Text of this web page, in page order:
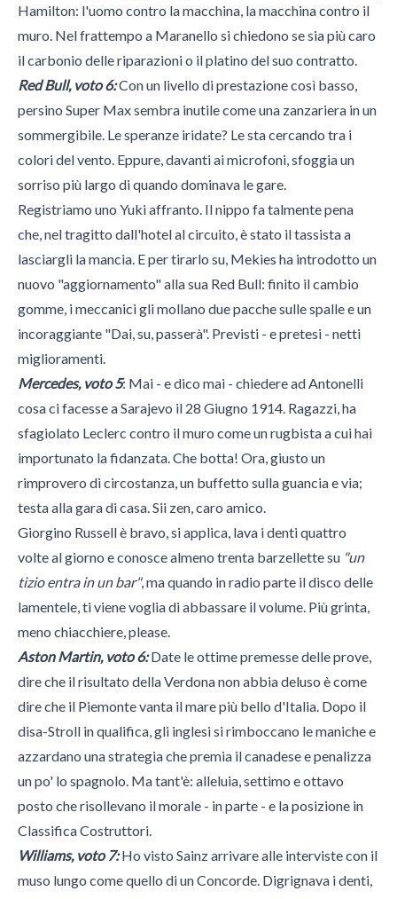
Hamilton: l'uomo contro la macchina, la macchina contro il
muro. Nel frattempo a Maranello si chiedono se sia più caro
il carbonio delle riparazioni o il platino del suo contratto.
Red Bull, voto 6:Con un livello di prestazione così basso,
persino Super Max sembra inutile come una zanzariera in un
sommergibile. Le speranze iridate? Le sta cercando tra i
colori del vento. Eppure, davanti ai microfoni, sfoggia un
sorriso più largo di quando dominava le gare.
Registriamo uno Yuki affranto. Il nippo fa talmente pena
che, nel tragitto dall'hotel al circuito, è stato il tassista a
lasciargli la mancia. E per tirarlo su, Mekies ha introdotto un
nuovo "aggiornamento" alla sua Red Bull: finito il cambio
gomme, i meccanici gli mollano due pacche sulle spalle e un
incoraggiante "Dai, su, passerà". Previsti - e pretesi - netti
miglioramenti.
Mercedes, voto 5: Mai - e dico mai - chiedere ad Antonelli
cosa ci facesse a Sarajevo il 28 Giugno 1914. Ragazzi, ha
sfagiolato Leclerc contro il muro come un rugbista a cui hai
importunato la fidanzata. Che botta! Ora, giusto un
rimprovero di circostanza, un buffetto sulla guancia e via;
testa alla gara di casa. Sii zen, caro amico.
Giorgino Russell è bravo, si applica, lava i denti quattro
volte al giorno e conosce almeno trenta barzellette su "un
tizio entra in un bar", ma quando in radio parte il disco delle
lamentele, ti viene voglia di abbassare il volume. Più grinta,
meno chiacchiere, please.
Aston Martin, voto 6:Date le ottime premesse delle prove,
dire che il risultato della Verdona non abbia deluso è come
dire che il Piemonte vanta il mare più bello d'Italia. Dopo il
disa-Stroll in qualifica, gli inglesi si rimboccano le maniche e
azzardano una strategia che premia il canadese e penalizza
un po' lo spagnolo. Ma tant'è: alleluia, settimo e ottavo
posto che risollevano il morale - in parte - e la posizione in
Classifica Costruttori.
Williams, voto 7:Ho visto Sainz arrivare alle interviste con il
muso lungo come quello di un Concorde. Digrignava i denti,